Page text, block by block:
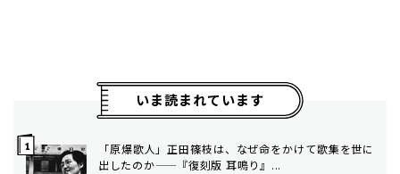
いま読まれています
「原爆歌人」正田篠枝は、なぜ命をかけて歌集を世に
出したのか——『復刻版 耳鳴り』...